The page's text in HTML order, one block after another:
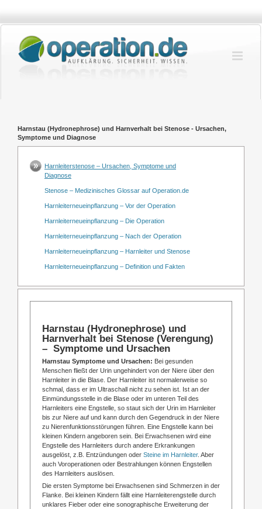
springen
Harnstau (Hydronephrose) und Harnverhalt bei Stenose - Ursachen,
Symptome und Diagnose
Harnleiterstenose – Ursachen, Symptome und
Diagnose
Stenose – Medizinisches Glossar auf Operation.de
Harnleiterneueinpflanzung – Vor der Operation
Harnleiterneueinpflanzung – Die Operation
Harnleiterneueinpflanzung – Nach der Operation
Harnleiterneueinpflanzung – Harnleiter und Stenose
Harnleiterneueinpflanzung – Definition und Fakten
Harnstau (Hydronephrose) und
Harnverhalt bei Stenose (Verengung)
– Symptome und Ursachen
Harnstau Symptome und Ursachen: Bei gesunden
Menschen fließt der Urin ungehindert von der Niere über den
Harnleiter in die Blase. Der Harnleiter ist normalerweise so
schmal, dass er im Ultraschall nicht zu sehen ist. Ist an der
Einmündungsstelle in die Blase oder im unteren Teil des
Harnleiters eine Engstelle, so staut sich der Urin im Harnleiter
bis zur Niere auf und kann durch den Gegendruck in der Niere
zu Nierenfunktionsstörungen führen. Eine Engstelle kann bei
kleinen Kindern angeboren sein. Bei Erwachsenen wird eine
Engstelle des Harnleiters durch andere Erkrankungen
ausgelöst, z.B. Entzündungen oder Steine im Harnleiter. Aber
auch Voroperationen oder Bestrahlungen können Engstellen
des Harnleiters auslösen.
Die ersten Symptome bei Erwachsenen sind Schmerzen in der
Flanke. Bei kleinen Kindern fällt eine Harnleiterengstelle durch
unklares Fieber oder eine sonographische Erweiterung der